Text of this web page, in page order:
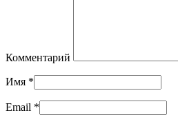
Комментарий
Имя *
Email *